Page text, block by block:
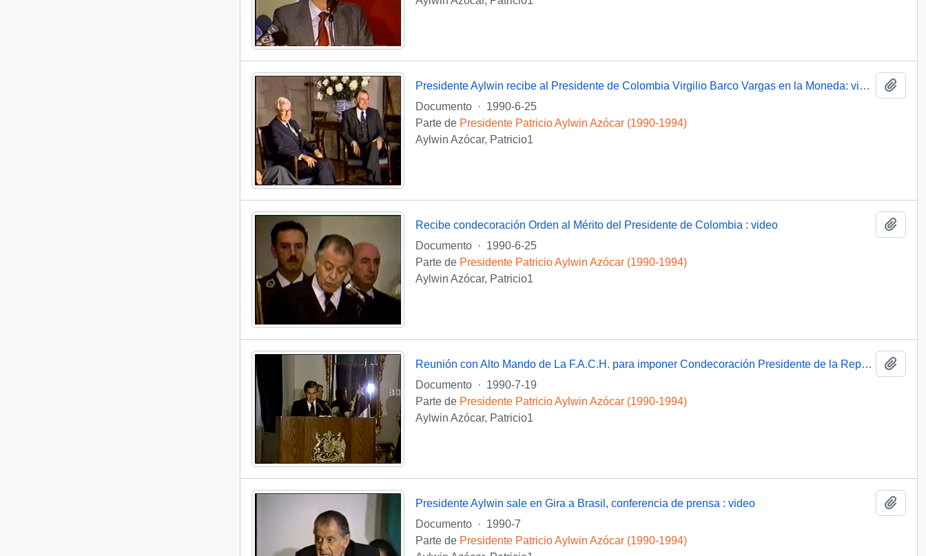
Presidente Aylwin recibe al Presidente de Colombia Virgilio Barco Vargas en la Moneda: video
Documento
· 1990-6-25
Parte de Presidente Patricio Aylwin Azócar (1990-1994)
Aylwin Azócar, Patricio1
Recibe condecoración Orden al Mérito del Presidente de Colombia : video
Documento
· 1990-6-25
Parte de Presidente Patricio Aylwin Azócar (1990-1994)
Aylwin Azócar, Patricio1
Reunión con Alto Mando de La F.A.C.H. para imponer Condecoración Presidente de la República : video
Documento
· 1990-7-19
Parte de Presidente Patricio Aylwin Azócar (1990-1994)
Aylwin Azócar, Patricio1
Presidente Aylwin sale en Gira a Brasil, conferencia de prensa : video
Documento
· 1990-7
Parte de Presidente Patricio Aylwin Azócar (1990-1994)